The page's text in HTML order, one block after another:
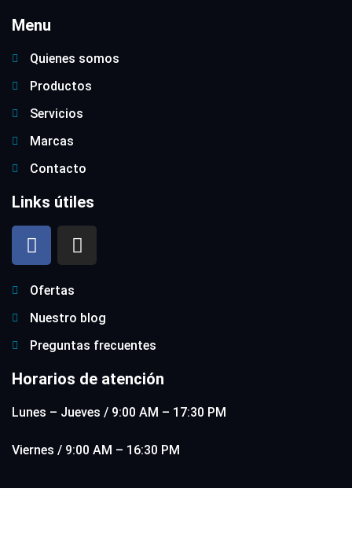
Menu
Quienes somos
Productos
Servicios
Marcas
Contacto
Links útiles
Ofertas
Nuestro blog
Preguntas frecuentes
Horarios de atención
Lunes – Jueves / 9:00 AM – 17:30 PM
Viernes / 9:00 AM – 16:30 PM